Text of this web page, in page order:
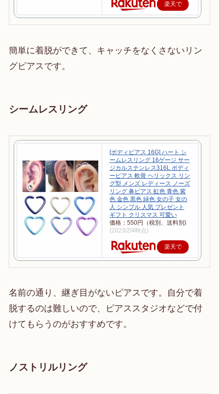
楽天で
購入
簡単に着脱ができて、キャッチをなくさないリン
グピアスです。
シームレスリング
[ボディピアス 16G] ハート シ
ームレスリング 16ゲージ サー
ジカルステンレス316L ボディ
ーピアス 軟骨 ヘリックス リン
グ型 メンズ レディース ノーズ
リング 鼻ピアス 虹色 青色 紫
色 金色 黒色 緑色 女の子 女の
人 シンプル 人気 プレゼント
ギフト クリスマス 可愛い
価格：550円（税別、送料別)
(2023/2/4時点)
楽天で
購入
名前の通り、継ぎ目がないピアスです。自分で着
脱するのは難しいので、ピアススタジオなどで付
けてもらうのがおすすめです。
ノストリルリング